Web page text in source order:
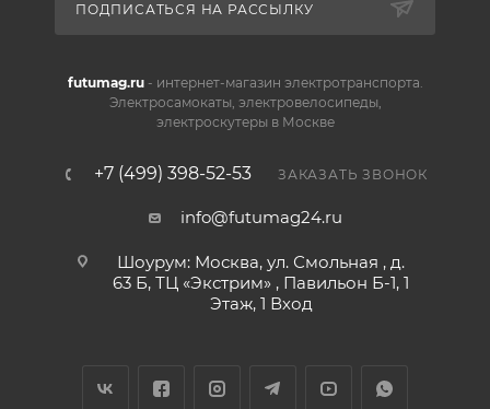
ПОДПИСАТЬСЯ НА РАССЫЛКУ
futumag.ru- интернет-магазин электротранспорта.
Электросамокаты, электровелосипеды,
электроскутеры в Москве
+7 (499) 398-52-53 ЗАКАЗАТЬ ЗВОНОК
info@futumag24.ru
Шоурум: Москва, ул. Смольная , д.
63 Б, ТЦ «Экстрим» , Павильон Б-1, 1
Этаж, 1 Вход